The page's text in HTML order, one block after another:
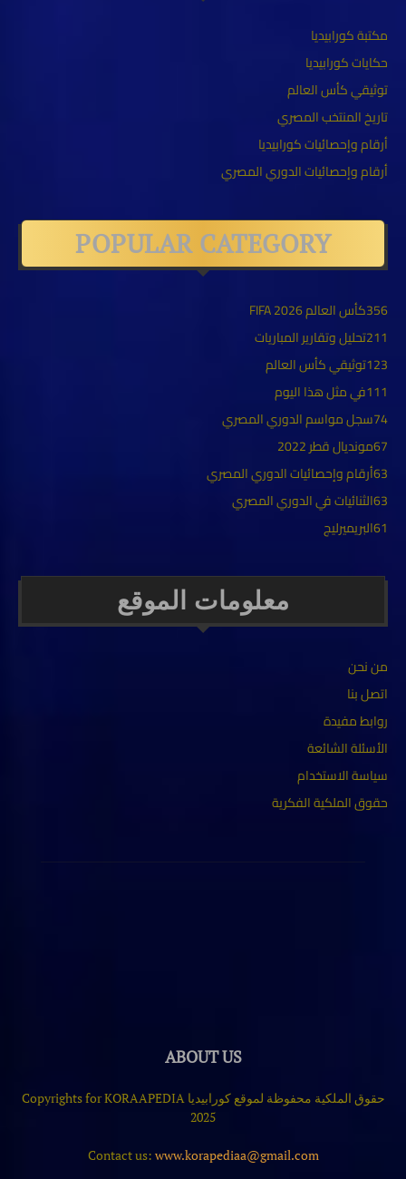
مكتبة كورابيديا
حكايات كورابيديا
توثيقي كأس العالم
تاريخ المنتخب المصري
أرقام وإحصائيات كورابيديا
أرقام وإحصائيات الدوري المصري
POPULAR CATEGORY
كأس العالم FIFA 2026356
تحليل وتقارير المباريات211
توثيقي كأس العالم123
في مثل هذا اليوم111
سجل مواسم الدوري المصري74
مونديال قطر 202267
أرقام وإحصائيات الدوري المصري63
الثنائيات في الدوري المصري63
البريميرليج61
معلومات الموقع
من نحن
اتصل بنا
روابط مفيدة
الأسئلة الشائعة
سياسة الاستخدام
حقوق الملكية الفكرية
FOLLOW US